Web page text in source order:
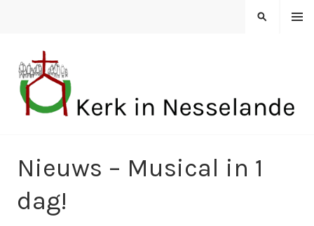
MENU
ZOEKEN
Nieuws – Musical in 1
dag!